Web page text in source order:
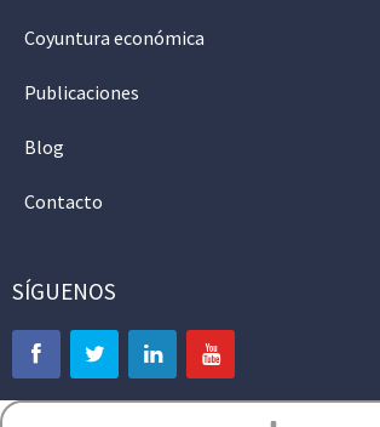
Coyuntura económica
Publicaciones
Blog
Contacto
SÍGUENOS